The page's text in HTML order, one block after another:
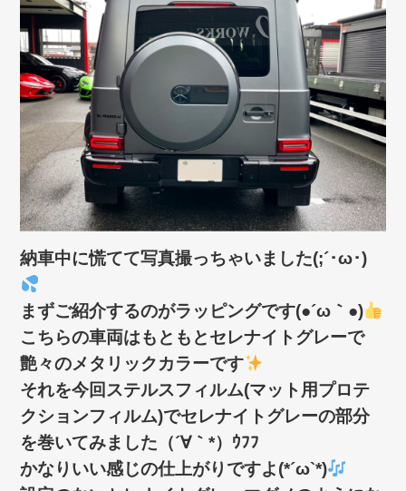
納車中に慌てて写真撮っちゃいました(;´･ω･)
まずご紹介するのがラッピングです(●´ω｀●)
こちらの車両はもともとセレナイトグレーで
艶々のメタリックカラーです
それを今回ステルスフィルム(マット用プロテ
クションフィルム)でセレナイトグレーの部分
を巻いてみました（´∀｀*）ｳﾌﾌ
かなりいい感じの仕上がりですよ(*´ω`*)